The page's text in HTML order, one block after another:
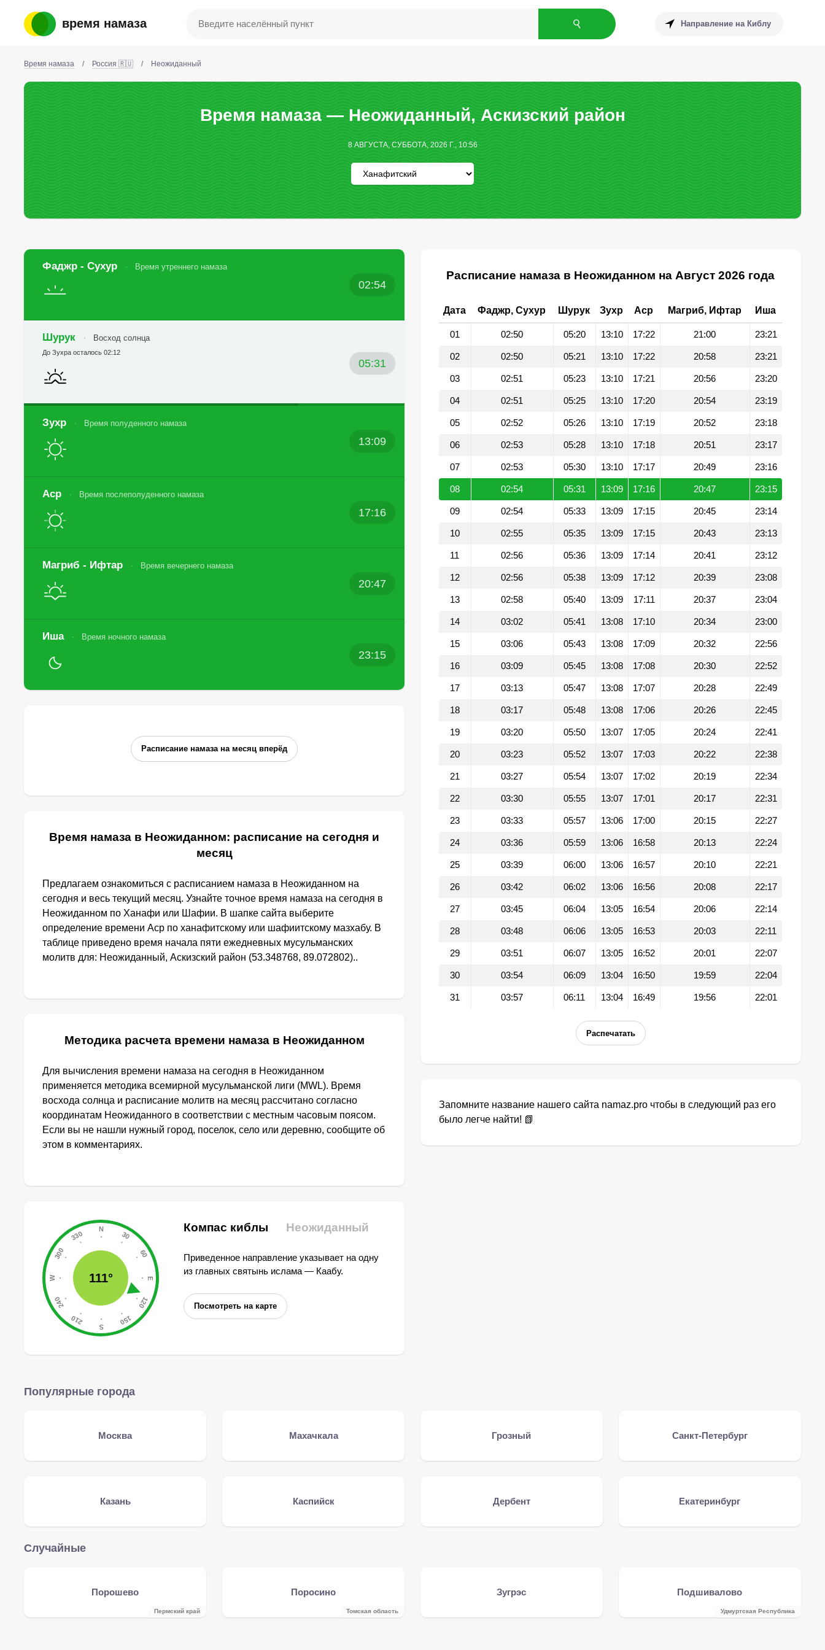
время намаза Направление на Киблу
Время намаза / Россия 🇷🇺 / Неожиданный
Время намаза — Неожиданный, Аскизский район
8 АВГУСТА, СУББОТА, 2026 Г., 10:56
Фаджр - Сухур Время утреннего намаза
02:54
Шурук Восход солнца
05:31
До Зухра осталось 02:12
Зухр Время полуденного намаза
13:09
Аср Время послеполуденного намаза
17:16
Магриб - Ифтар Время вечернего намаза
20:47
Иша Время ночного намаза
23:15
Расписание намаза на месяц вперёд
Время намаза в Неожиданном: расписание на сегодня и
месяц
Предлагаем ознакомиться с расписанием намаза в Неожиданном на
сегодня и весь текущий месяц. Узнайте точное время намаза на сегодня в
Неожиданном по Ханафи или Шафии. В шапке сайта выберите
определение времени Аср по ханафитскому или шафиитскому мазхабу. В
таблице приведено время начала пяти ежедневных мусульманских
молитв для: Неожиданный, Аскизский район (53.348768, 89.072802)..
Методика расчета времени намаза в Неожиданном
Для вычисления времени намаза на сегодня в Неожиданном
применяется методика всемирной мусульманской лиги (MWL). Время
восхода солнца и расписание молитв на месяц рассчитано согласно
координатам Неожиданного в соответствии с местным часовым поясом.
Если вы не нашли нужный город, поселок, село или деревню, сообщите об
этом в комментариях.
111°
Компас киблы Неожиданный
Приведенное направление указывает на одну
из главных святынь ислама — Каабу.
Посмотреть на карте
Расписание намаза в Неожиданном на Август 2026 года
Дата Фаджр, Сухур Шурук Зухр Аср Магриб, Ифтар Иша
01 02:50 05:20 13:10 17:22 21:00 23:21
02 02:50 05:21 13:10 17:22 20:58 23:21
03 02:51 05:23 13:10 17:21 20:56 23:20
04 02:51 05:25 13:10 17:20 20:54 23:19
05 02:52 05:26 13:10 17:19 20:52 23:18
06 02:53 05:28 13:10 17:18 20:51 23:17
07 02:53 05:30 13:10 17:17 20:49 23:16
08 02:54 05:31 13:09 17:16 20:47 23:15
09 02:54 05:33 13:09 17:15 20:45 23:14
10 02:55 05:35 13:09 17:15 20:43 23:13
11 02:56 05:36 13:09 17:14 20:41 23:12
12 02:56 05:38 13:09 17:12 20:39 23:08
13 02:58 05:40 13:09 17:11 20:37 23:04
14 03:02 05:41 13:08 17:10 20:34 23:00
15 03:06 05:43 13:08 17:09 20:32 22:56
16 03:09 05:45 13:08 17:08 20:30 22:52
17 03:13 05:47 13:08 17:07 20:28 22:49
18 03:17 05:48 13:08 17:06 20:26 22:45
19 03:20 05:50 13:07 17:05 20:24 22:41
20 03:23 05:52 13:07 17:03 20:22 22:38
21 03:27 05:54 13:07 17:02 20:19 22:34
22 03:30 05:55 13:07 17:01 20:17 22:31
23 03:33 05:57 13:06 17:00 20:15 22:27
24 03:36 05:59 13:06 16:58 20:13 22:24
25 03:39 06:00 13:06 16:57 20:10 22:21
26 03:42 06:02 13:06 16:56 20:08 22:17
27 03:45 06:04 13:05 16:54 20:06 22:14
28 03:48 06:06 13:05 16:53 20:03 22:11
29 03:51 06:07 13:05 16:52 20:01 22:07
30 03:54 06:09 13:04 16:50 19:59 22:04
31 03:57 06:11 13:04 16:49 19:56 22:01
Распечатать
Запомните название нашего сайта namaz.pro чтобы в следующий раз его
было легче найти! 📗
Популярные города
Москва Махачкала Грозный Санкт-Петербург
Казань Каспийск Дербент Екатеринбург
Случайные
Порошево
Пермский край
Поросино
Томская область
Зугрэс Подшивалово
Удмуртская Республика